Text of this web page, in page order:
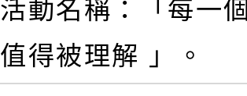
活動名稱：「每一
值得被理解 」。